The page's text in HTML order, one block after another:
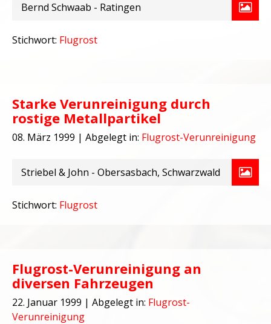
Bernd Schwaab - Ratingen
Stichwort: Flugrost
Starke Verunreinigung durch
rostige Metallpartikel
08. März 1999 | Abgelegt in: Flugrost-Verunreinigung
Striebel & John - Obersasbach, Schwarzwald
Stichwort: Flugrost
Flugrost-Verunreinigung an
diversen Fahrzeugen
22. Januar 1999 | Abgelegt in: Flugrost-
Verunreinigung